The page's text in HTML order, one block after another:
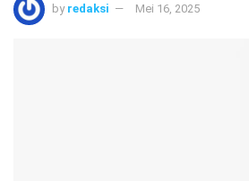
by redaksi Mei 16, 2025